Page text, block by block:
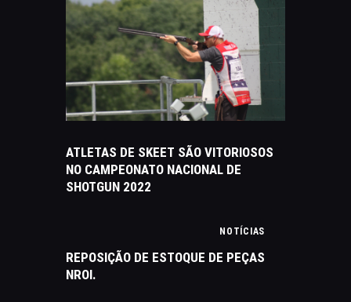
ATLETAS DE SKEET SÃO VITORIOSOS
NO CAMPEONATO NACIONAL DE
SHOTGUN 2022
NOTÍCIAS
REPOSIÇÃO DE ESTOQUE DE PEÇAS
NROI.